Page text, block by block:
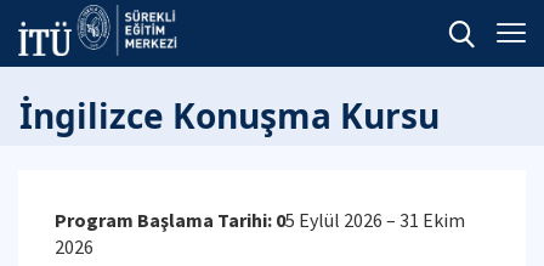
İngilizce Konuşma Kursu
Program Başlama Tarihi: 05 Eylül 2026 – 31 Ekim
2026